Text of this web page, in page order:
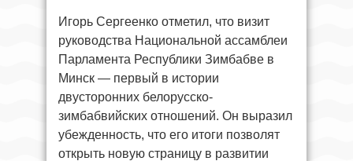
Игорь Сергеенко отметил, что визит
руководства Национальной ассамблеи
Парламента Республики Зимбабве в
Минск — первый в истории
двусторонних белорусско-
зимбабвийских отношений. Он выразил
убежденность, что его итоги позволят
открыть новую страницу в развитии